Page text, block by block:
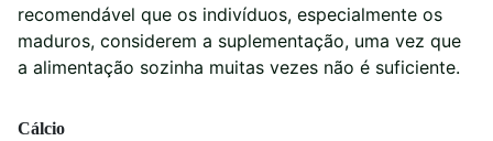
recomendável que os indivíduos, especialmente os
maduros, considerem a suplementação, uma vez que
a alimentação sozinha muitas vezes não é suficiente.
Cálcio